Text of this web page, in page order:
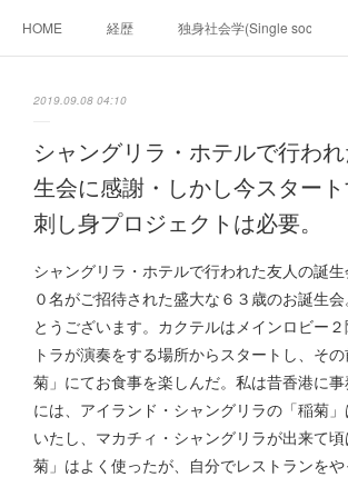
HOME 経歴 独身社会学(Single
移動出来て、工場で作る建物。未来２１００研究所
フィリピンの問題点 フィリピンの歴史
フィリピン経済談義 ファッションを考える
未来２１００研究所他のアイデアマニラ男の手料理 総集編
https://globalclub.amebaownd.com/
2019.09.08 04:10
シャングリラ・ホテルで行わ
生会に感謝・しかし今スター
刺し身プロジェクトは必要。
シャングリラ・ホテルで行われた友人の誕
０名がご招待された盛大な６３歳のお誕生
とうございます。カクテルはメインロビー
トラが演奏をする場所からスタートし、そ
菊」にてお食事を楽しんだ。私は昔香港に
には、アイランド・シャングリラの「稲菊
いたし、マカチィ・シャングリラが出来て
菊」はよく使ったが、自分でレストランを